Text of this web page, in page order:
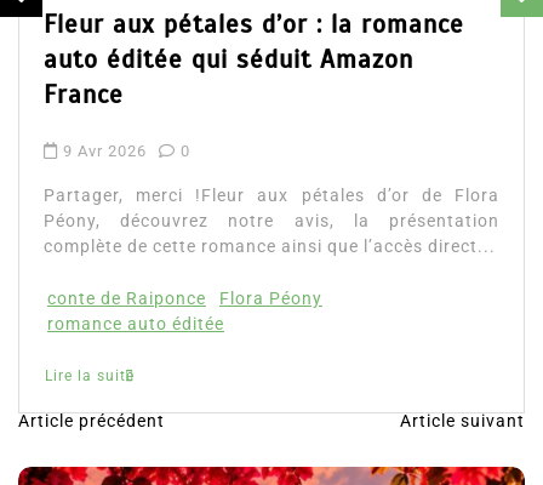
aux pétales d’or : la romance
éditée qui séduit Amazon
2026 0
merci !Fleur aux pétales d’or de Flora
découvrez notre avis, la présentation
de cette romance ainsi que l’accès direct...
de Raiponce
Flora Péony
auto éditée
suite
N
a
Article précédent Article suivant